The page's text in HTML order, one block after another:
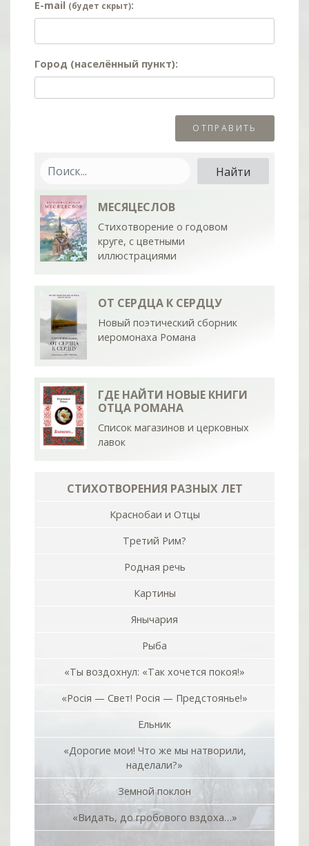
E-mail (будет скрыт):
Город (населённый пункт):
МЕСЯЦЕСЛОВ
Стихотворение о годовом
круге, с цветными
иллюстрациями
ОТ СЕРДЦА К СЕРДЦУ
Новый поэтический сборник
иеромонаха Романа
ГДЕ НАЙТИ НОВЫЕ КНИГИ
ОТЦА РОМАНА
Список магазинов и церковных
лавок
СТИХОТВОРЕНИЯ РАЗНЫХ ЛЕТ
Краснобаи и Отцы
Третий Рим?
Родная речь
Картины
Янычария
Рыба
«Ты воздохнул: «Так хочется покоя!»
«Росiя — Свет! Росiя — Предстоянье!»
Ельник
«Дорогие мои! Что же мы натворили,
наделали?»
Земной поклон
«Видать, до гробового вздоха…»